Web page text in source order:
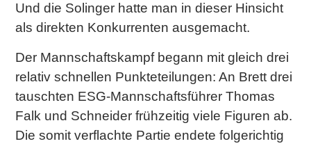
Und die Solinger hatte man in dieser Hinsicht
als direkten Konkurrenten ausgemacht.
Der Mannschaftskampf begann mit gleich drei
relativ schnellen Punkteteilungen: An Brett drei
tauschten ESG-Mannschaftsführer Thomas
Falk und Schneider frühzeitig viele Figuren ab.
Die somit verflachte Partie endete folgerichtig